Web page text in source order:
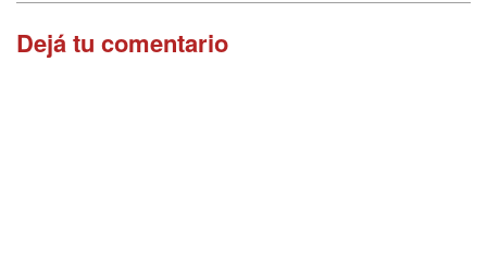
Dejá tu comentario